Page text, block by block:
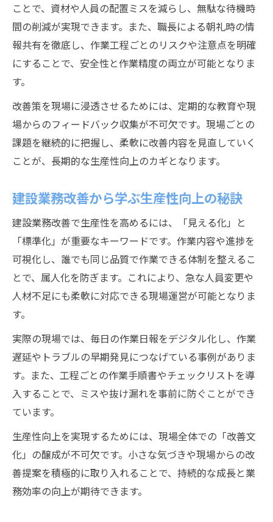
ことで、資材や人員の配置ミスを減らし、無駄な待機時
間の削減が実現できます。また、職長による朝礼時の情
報共有を徹底し、作業工程ごとのリスクや注意点を明確
にすることで、安全性と作業精度の両立が可能となりま
す。
改善策を現場に浸透させるためには、定期的な教育や現
場からのフィードバック収集が不可欠です。現場ごとの
課題を継続的に把握し、柔軟に改善内容を見直していく
ことが、長期的な生産性向上のカギとなります。
建設業務改善から学ぶ生産性向上の秘訣
建設業務改善で生産性を高めるには、「見える化」と
「標準化」が重要なキーワードです。作業内容や進捗を
可視化し、誰でも同じ品質で作業できる体制を整えるこ
とで、属人化を防ぎます。これにより、急な人員変更や
人材不足にも柔軟に対応できる現場運営が可能となりま
す。
実際の現場では、毎日の作業日報をデジタル化し、作業
遅延やトラブルの早期発見につなげている事例がありま
す。また、工程ごとの作業手順書やチェックリストを導
入することで、ミスや抜け漏れを事前に防ぐことができ
ています。
生産性向上を実現するためには、現場全体での「改善文
化」の醸成が不可欠です。小さな気づきや現場からの改
善提案を積極的に取り入れることで、持続的な成長と業
務効率の向上が期待できます。